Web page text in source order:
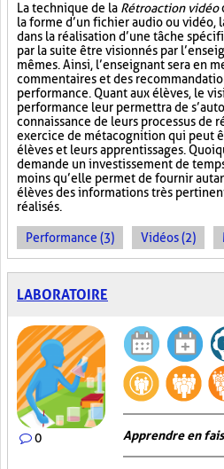
La technique de la Rétroaction vidéo
la forme d’un fichier audio ou vidéo,
dans la réalisation d’une tâche
par la suite être visionnés par
mêmes. Ainsi, l’enseignant sera en
commentaires et des
performance. Quant aux élèves, le
performance leur permettra de
connaissance de leurs processus de
exercice de métacognition qui peut
élèves et leurs apprentissages.
demande un investissement de
moins qu’elle permet de fournir
élèves des informations très
réalisés.
Performance (3) Vidéos (2)
LABORATOIRE
0 Apprendre en